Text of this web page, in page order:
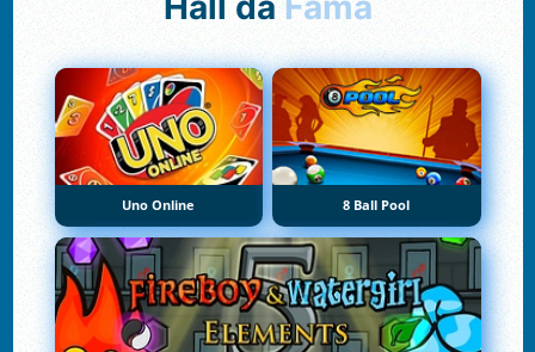
Uno Online 8 Ball Pool